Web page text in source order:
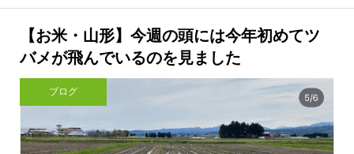
【お米・山形】今週の頭には今年初めてツ
バメが飛んでいるのを見ました
ブログ